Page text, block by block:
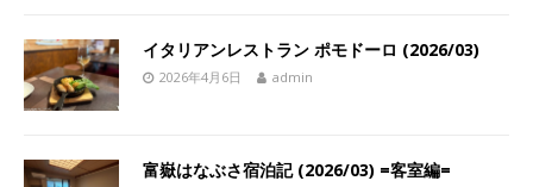
イタリアンレストラン ポモドーロ (2026/03)
2026年4月6日 admin
富嶽はなぶさ宿泊記 (2026/03) =客室編=